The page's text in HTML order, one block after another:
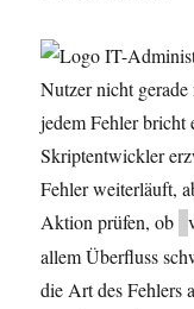
Nutzer nicht
jedem Fehler
Skriptentwickler
Fehler weiterläuft,
Aktion prüfen, ob
allem Überfluss
die Art des Fehlers